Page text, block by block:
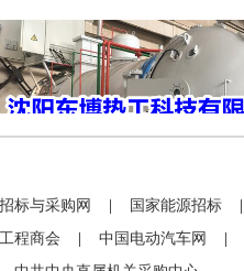
标与采购网 国家能源招标
程商会 中国电动汽车网